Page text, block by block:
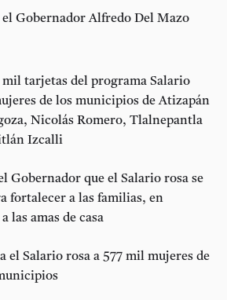
Gobernador Alfredo Del Mazo
mil tarjetas del programa Salario
de los municipios de Atizapán
Nicolás Romero, Tlalnepantla
Izcalli
Gobernador que el Salario rosa se
fortalecer a las familias, en
las amas de casa
el Salario rosa a 577 mil mujeres de